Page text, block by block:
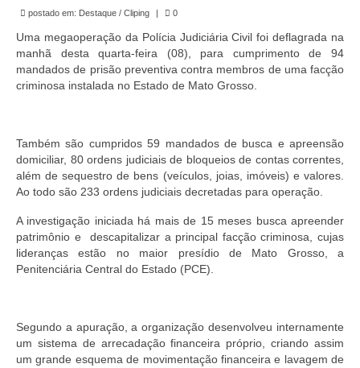
Histórico do Sistema Penitenciário do Estado
de Mato Grosso
Formulário de Requerimento Padrão Sindsppen
Serviços prestados pelo Sindicato dos
Servidores Penitenciários de Mato Grosso
Filie-se
Notícias Gerais
Nota de Falecimento
postado em: Destaque / Cliping | 0
Uma megaoperação da Polícia Judiciária Civil foi deflagrada na
manhã desta quarta-feira (08), para cumprimento de 94
mandados de prisão preventiva contra membros de uma facção
criminosa instalada no Estado de Mato Grosso.
Também são cumpridos 59 mandados de busca e apreensão
domiciliar, 80 ordens judiciais de bloqueios de contas correntes,
além de sequestro de bens (veículos, joias, imóveis) e valores.
Ao todo são 233 ordens judiciais decretadas para operação.
A investigação iniciada há mais de 15 meses busca apreender
patrimônio e descapitalizar a principal facção criminosa, cujas
lideranças estão no maior presídio de Mato Grosso, a
Penitenciária Central do Estado (PCE).
Segundo a apuração, a organização desenvolveu internamente
um sistema de arrecadação financeira próprio, criando assim
um grande esquema de movimentação financeira e lavagem de